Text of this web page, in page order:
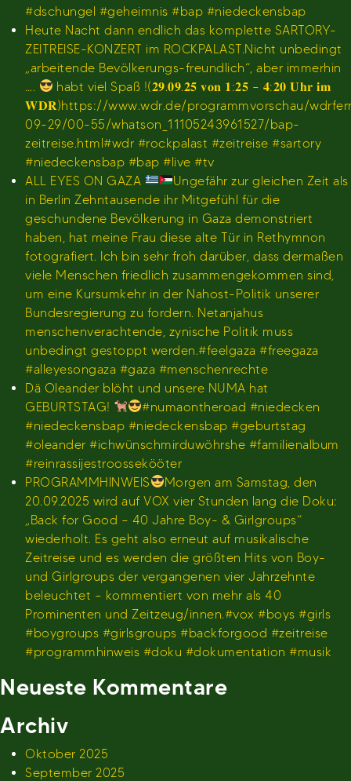
#dschungel #geheimnis #bap #niedeckensbap
Heute Nacht dann endlich das komplette SARTORY-
ZEITREISE-KONZERT im ROCKPALAST.Nicht unbedingt
„arbeitende Bevölkerungs-freundlich“, aber immerhin
….
habt viel Spaß !(𝟐𝟗.𝟎𝟗.𝟐𝟓 𝐯𝐨𝐧 𝟏:𝟐𝟓 – 𝟒:𝟐𝟎 𝐔𝐡𝐫 𝐢𝐦
𝐖𝐃𝐑)https://www.wdr.de/programmvorschau/
09-29/00-55/whatson_11105243961527/bap-
zeitreise.html#wdr #rockpalast #zeitreise #sartory
#niedeckensbap #bap #live #tv
ALL EYES ON GAZA
Ungefähr zur gleichen Zeit als
in Berlin Zehntausende ihr Mitgefühl für die
geschundene Bevölkerung in Gaza demonstriert
haben, hat meine Frau diese alte Tür in Rethymnon
fotografiert. Ich bin sehr froh darüber, dass dermaßen
viele Menschen friedlich zusammengekommen sind,
um eine Kursumkehr in der Nahost-Politik unserer
Bundesregierung zu fordern. Netanjahus
menschenverachtende, zynische Politik muss
unbedingt gestoppt werden.#feelgaza #freegaza
#alleyesongaza #gaza #menschenrechte
Dä Oleander blöht und unsere NUMA hat
GEBURTSTAG!
#numaontheroad #niedecken
#niedeckensbap #niedeckensbap #geburtstag
#oleander #ichwünschmirduwöhrshe #familienalbum
#reinrassijestroossekööter
PROGRAMMHINWEIS
Morgen am Samstag, den
20.09.2025 wird auf VOX vier Stunden lang die Doku:
„Back for Good – 40 Jahre Boy- & Girlgroups“
wiederholt. Es geht also erneut auf musikalische
Zeitreise und es werden die größten Hits von Boy-
und Girlgroups der vergangenen vier Jahrzehnte
beleuchtet – kommentiert von mehr als 40
Prominenten und Zeitzeug/innen.#vox #boys #girls
#boygroups #girlsgroups #backforgood #zeitreise
#programmhinweis #doku #dokumentation #musik
Neueste Kommentare
Archiv
Oktober 2025
September 2025